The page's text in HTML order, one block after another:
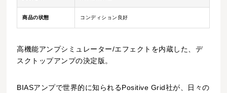
商品の状態 コンディション良好
高機能アンプシミュレーター/エフェクトを内蔵した、デ
スクトップアンプの決定版。
BIASアンプで世界的に知られるPositive Grid社が、日々の